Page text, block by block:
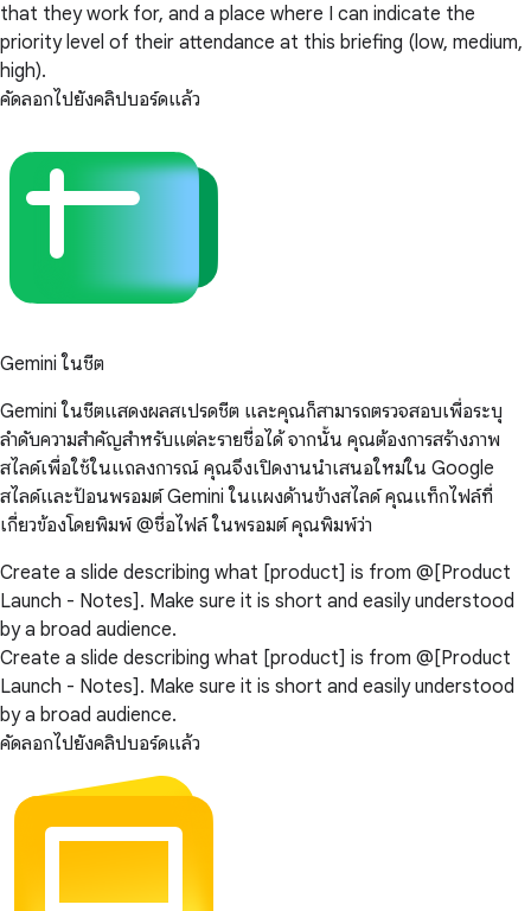
that they work for, and a place where I can indicate the
priority level of their attendance at this briefing (low, medium,
high).
คัดลอกไปยังคลิปบอร์ดแล้ว
Gemini ในชีต
Gemini ในชีตแสดงผลสเปรดชีต และคุณก็สามารถตรวจสอบเพื่อระบุ
ลำดับความสำคัญสำหรับแต่ละรายชื่อได้ จากนั้น คุณต้องการสร้างภาพ
สไลด์เพื่อใช้ในแถลงการณ์ คุณจึงเปิดงานนำเสนอใหม่ใน Google
สไลด์และป้อนพรอมต์ Gemini ในแผงด้านข้างสไลด์ คุณแท็กไฟล์ที่
เกี่ยวข้องโดยพิมพ์ @ชื่อไฟล์ ในพรอมต์ คุณพิมพ์ว่า
Create a slide describing what [product] is from @[Product
Launch - Notes]. Make sure it is short and easily understood
by a broad audience.
Create a slide describing what [product] is from @[Product
Launch - Notes]. Make sure it is short and easily understood
by a broad audience.
คัดลอกไปยังคลิปบอร์ดแล้ว